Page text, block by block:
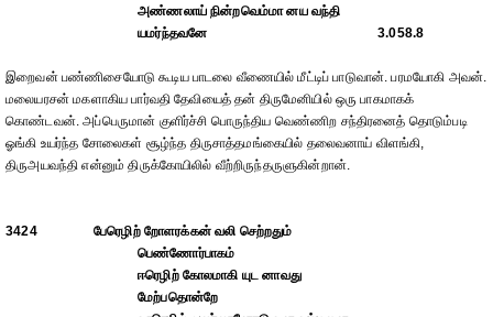
அண்ணலாய் நின்றவெம்மா னய வந்தி
யமர்ந்தவனே
3.058.8
இறைவன் பண்ணிசையோடு கூடிய பாடலை வீணையில் மீட்டிப் பாடுவான். பரமயோகி அவன்.
மலையரசன் மகளாகிய பார்வதி தேவியைத் தன் திருமேனியில் ஒரு பாகமாகக்
கொண்டவன். அப்பெருமான் குளிர்ச்சி பொருந்திய வெண்ணிற சந்திரனைத் தொடும்படி
ஓங்கி உயர்ந்த சோலைகள் சூழ்ந்த திருசாத்தமங்கையில் தலைவனாய் விளங்கி,
திருஅயவந்தி என்னும் திருக்கோயிலில் வீற்றிருந்தருளுகின்றான்.
3424
பேரெழிற் றோளரக்கன் வலி செற்றதும்
பெண்ணோர்பாகம்
ஈரெழிற் கோலமாகி யுட னாவது
மேற்பதொன்றே